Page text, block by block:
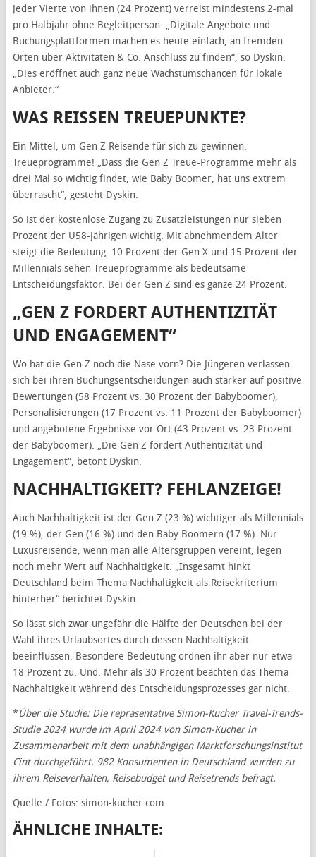
Jeder Vierte von ihnen (24 Prozent) verreist mindestens 2-mal
pro Halbjahr ohne Begleitperson. „Digitale Angebote und
Buchungsplattformen machen es heute einfach, an fremden
Orten über Aktivitäten & Co. Anschluss zu finden“, so Dyskin.
„Dies eröffnet auch ganz neue Wachstumschancen für lokale
Anbieter.“
WAS REISSEN TREUEPUNKTE?
Ein Mittel, um Gen Z Reisende für sich zu gewinnen:
Treueprogramme! „Dass die Gen Z Treue-Programme mehr als
drei Mal so wichtig findet, wie Baby Boomer, hat uns extrem
überrascht“, gesteht Dyskin.
So ist der kostenlose Zugang zu Zusatzleistungen nur sieben
Prozent der Ü58-Jährigen wichtig. Mit abnehmendem Alter
steigt die Bedeutung. 10 Prozent der Gen X und 15 Prozent der
Millennials sehen Treueprogramme als bedeutsame
Entscheidungsfaktor. Bei der Gen Z sind es ganze 24 Prozent.
„GEN Z FORDERT AUTHENTIZITÄT
UND ENGAGEMENT“
Wo hat die Gen Z noch die Nase vorn? Die Jüngeren verlassen
sich bei ihren Buchungsentscheidungen auch stärker auf positive
Bewertungen (58 Prozent vs. 30 Prozent der Babyboomer),
Personalisierungen (17 Prozent vs. 11 Prozent der Babyboomer)
und angebotene Ergebnisse vor Ort (43 Prozent vs. 23 Prozent
der Babyboomer). „Die Gen Z fordert Authentizität und
Engagement“, betont Dyskin.
NACHHALTIGKEIT? FEHLANZEIGE!
Auch Nachhaltigkeit ist der Gen Z (23 %) wichtiger als Millennials
(19 %), der Gen (16 %) und den Baby Boomern (17 %). Nur
Luxusreisende, wenn man alle Altersgruppen vereint, legen
noch mehr Wert auf Nachhaltigkeit. „Insgesamt hinkt
Deutschland beim Thema Nachhaltigkeit als Reisekriterium
hinterher“ berichtet Dyskin.
So lässt sich zwar ungefähr die Hälfte der Deutschen bei der
Wahl ihres Urlaubsortes durch dessen Nachhaltigkeit
beeinflussen. Besondere Bedeutung ordnen ihr aber nur etwa
18 Prozent zu. Und: Mehr als 30 Prozent beachten das Thema
Nachhaltigkeit während des Entscheidungsprozesses gar nicht.
*Über die Studie: Die repräsentative Simon-Kucher Travel-Trends-
Studie 2024 wurde im April 2024 von Simon-Kucher in
Zusammenarbeit mit dem unabhängigen Marktforschungsinstitut
Cint durchgeführt. 982 Konsumenten in Deutschland wurden zu
ihrem Reiseverhalten, Reisebudget und Reisetrends befragt.
Quelle / Fotos: simon-kucher.com
ÄHNLICHE INHALTE: